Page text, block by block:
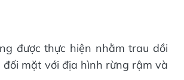
được thực hiện nhằm trau dồi
mặt với địa hình rừng rậm và